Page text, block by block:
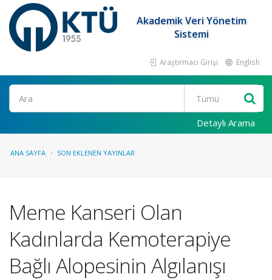
Akademik Veri Yönetim
Sistemi
Araştırmacı Girişi English
Ara
Detaylı Arama
ANA SAYFA SON EKLENEN YAYINLAR
Meme Kanseri Olan
Kadınlarda Kemoterapiye
Bağlı Alopesinin Algılanışı